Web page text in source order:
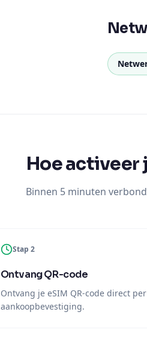
Hoe activeer
Binnen 5 minuten
Stap 2
Ontvang QR-code
Ontvang je eSIM QR-code direct
aankoopbevestiging.